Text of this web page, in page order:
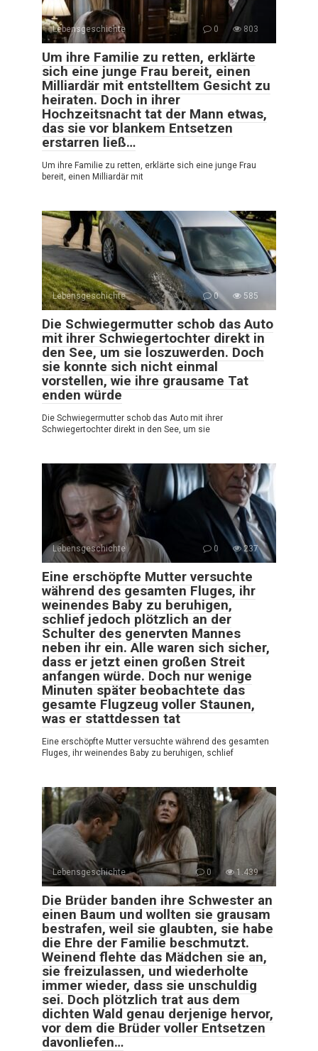
Lebensgeschichte 0 803
Um ihre Familie zu retten, erklärte
sich eine junge Frau bereit, einen
Milliardär mit entstelltem Gesicht zu
heiraten. Doch in ihrer
Hochzeitsnacht tat der Mann etwas,
das sie vor blankem Entsetzen
erstarren ließ…
Um ihre Familie zu retten, erklärte sich eine junge Frau
bereit, einen Milliardär mit
Lebensgeschichte 0 585
Die Schwiegermutter schob das Auto
mit ihrer Schwiegertochter direkt in
den See, um sie loszuwerden. Doch
sie konnte sich nicht einmal
vorstellen, wie ihre grausame Tat
enden würde
Die Schwiegermutter schob das Auto mit ihrer
Schwiegertochter direkt in den See, um sie
Lebensgeschichte 0 237
Eine erschöpfte Mutter versuchte
während des gesamten Fluges, ihr
weinendes Baby zu beruhigen,
schlief jedoch plötzlich an der
Schulter des genervten Mannes
neben ihr ein. Alle waren sich sicher,
dass er jetzt einen großen Streit
anfangen würde. Doch nur wenige
Minuten später beobachtete das
gesamte Flugzeug voller Staunen,
was er stattdessen tat
Eine erschöpfte Mutter versuchte während des gesamten
Fluges, ihr weinendes Baby zu beruhigen, schlief
Lebensgeschichte 0 1.439
Die Brüder banden ihre Schwester an
einen Baum und wollten sie grausam
bestrafen, weil sie glaubten, sie habe
die Ehre der Familie beschmutzt.
Weinend flehte das Mädchen sie an,
sie freizulassen, und wiederholte
immer wieder, dass sie unschuldig
sei. Doch plötzlich trat aus dem
dichten Wald genau derjenige hervor,
vor dem die Brüder voller Entsetzen
davonliefen…